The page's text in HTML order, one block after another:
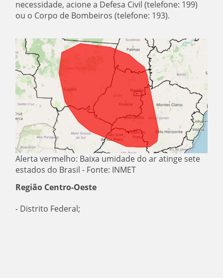
necessidade, acione a Defesa Civil (telefone: 199)
ou o Corpo de Bombeiros (telefone: 193).
Alerta vermelho: Baixa umidade do ar atinge sete
estados do Brasil - Fonte: INMET
Região Centro-Oeste
- Distrito Federal;